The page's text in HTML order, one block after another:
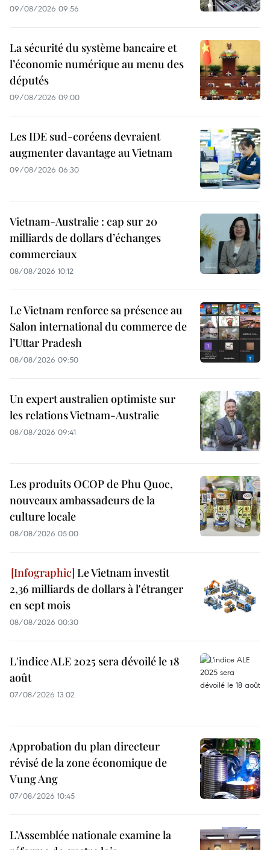
09/08/2026 09:56
La sécurité du système bancaire et
l’économie numérique au menu des
députés
09/08/2026 09:00
Les IDE sud-coréens devraient
augmenter davantage au Vietnam
09/08/2026 06:30
Vietnam-Australie : cap sur 20
milliards de dollars d’échanges
commerciaux
08/08/2026 10:12
Le Vietnam renforce sa présence au
Salon international du commerce de
l’Uttar Pradesh
08/08/2026 09:50
Un expert australien optimiste sur
les relations Vietnam-Australie
08/08/2026 09:41
Les produits OCOP de Phu Quoc,
nouveaux ambassadeurs de la
culture locale
08/08/2026 05:00
Le Vietnam investit
2,36 milliards de dollars à l'étranger
en sept mois
08/08/2026 00:30
L'indice ALE 2025 sera dévoilé le 18
août
07/08/2026 13:02
Approbation du plan directeur
révisé de la zone économique de
Vung Ang
07/08/2026 10:45
L’Assemblée nationale examine la